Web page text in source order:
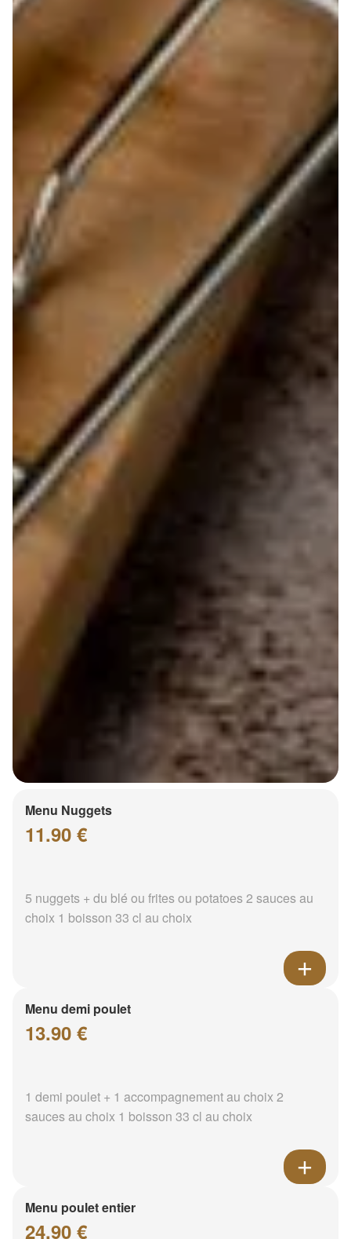
Menu Nuggets
11.90 €
5 nuggets + du blé ou frites ou potatoes 2 sauces au
choix 1 boisson 33 cl au choix
Menu demi poulet
13.90 €
1 demi poulet + 1 accompagnement au choix 2
sauces au choix 1 boisson 33 cl au choix
Menu poulet entier
24.90 €